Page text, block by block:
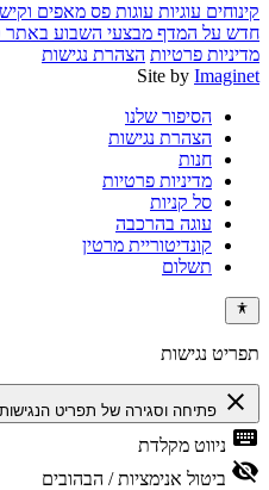
קינוחים עוגיות עוגות פס מאפים
חדש על המדף מבצעי השבוע באתר
מדיניות פרטיות הצהרת נגישות
Site by Imaginet
הסיפור שלנו
הצהרת נגישות
חנות
מדיניות פרטיות
סל קניות
עוגה בהרכבה
קונדיטוריית מרטין
תשלום
תפריט נגישות
close פתיחה וסגירה של תפריט הנגישות
keyboard ניווט מקלדת
visibility_off ביטול אנימציות / הבהובים